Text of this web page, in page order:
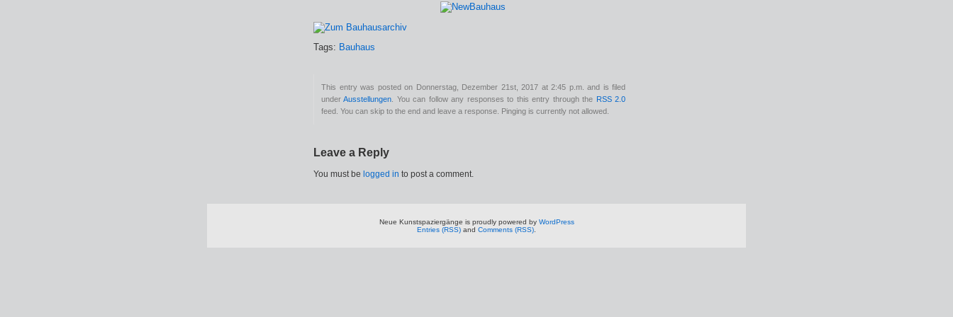
Tags: Bauhaus
This entry was posted on Donnerstag, Dezember 21st, 2017 at 2:45 p.m. and is filed
underAusstellungen . You can follow any responses to this entry through the RSS 2.0
feed. You can skip to the end and leave a response. Pinging is currently not allowed.
Leave a Reply
You must be logged in to post a comment.
Neue Kunstspaziergänge is proudly powered by WordPress
Entries (RSS) and Comments (RSS).